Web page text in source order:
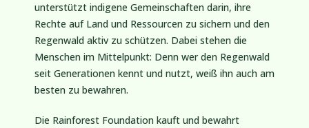
unterstützt indigene Gemeinschaften darin, ihre
Rechte auf Land und Ressourcen zu sichern und den
Regenwald aktiv zu schützen. Dabei stehen die
Menschen im Mittelpunkt: Denn wer den Regenwald
seit Generationen kennt und nutzt, weiß ihn auch am
besten zu bewahren.
Die Rainforest Foundation kauft und bewahrt